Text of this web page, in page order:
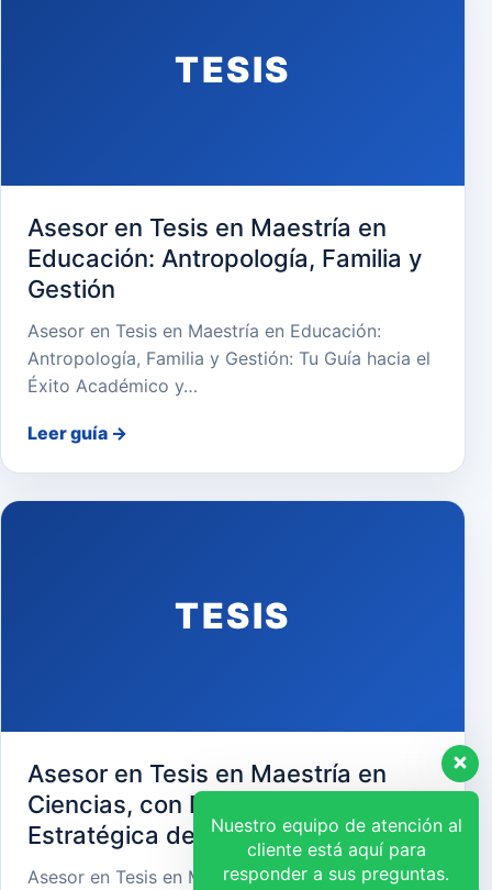
TESIS
Asesor en Tesis en Maestría en
Educación: Antropología, Familia y
Gestión
Asesor en Tesis en Maestría en Educación:
Antropología, Familia y Gestión: Tu Guía hacia el
Éxito Académico y…
Leer guía →
TESIS
Asesor en Tesis en Maestría en
Ciencias, con Mención en Gerencia
Estratégica de Recursos Humanos
Asesor en Tesis en Maestría en Ciencias, con
Nuestro equipo de atención al
cliente está aquí para
responder a sus preguntas.